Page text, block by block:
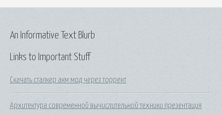
Links to Important Stuff
Скачать сталкер акм мод через торрент
Архитектура современной вычислительной техники презентация
An Informative Text Blurb